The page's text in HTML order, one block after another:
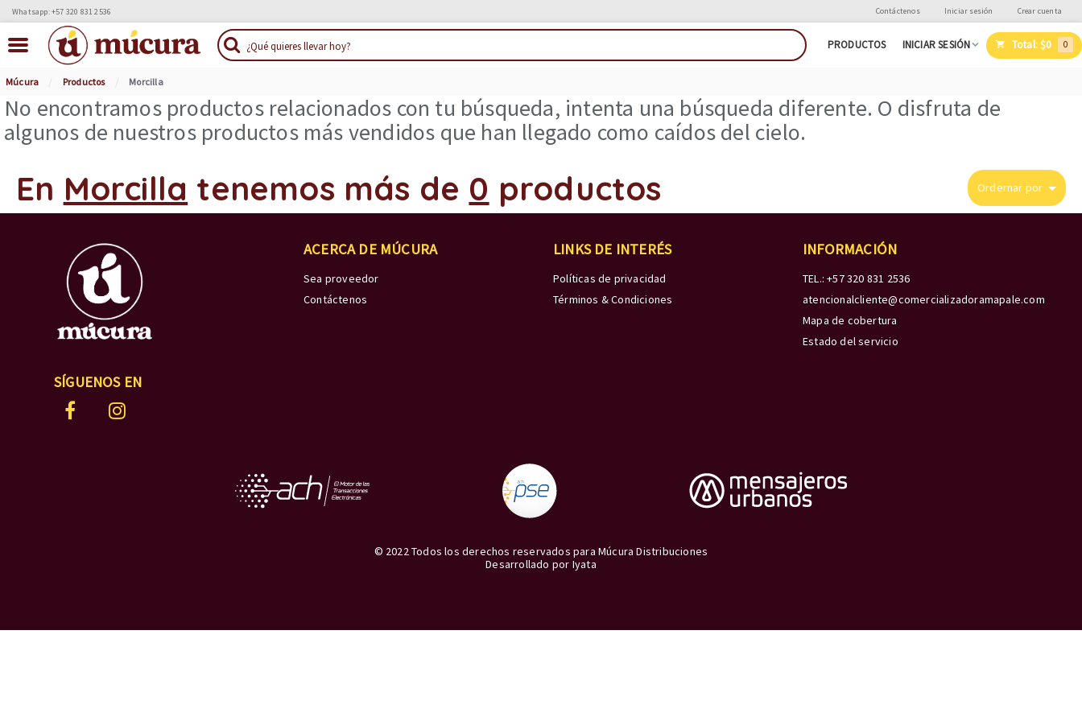
Whatsapp: +57 320 831 2536 Contáctenos Iniciar sesión Crear cuenta
PRODUCTOS INICIAR SESIÓN Total:$0 0
Múcura Productos Morcilla
No encontramos productos relacionados con tu búsqueda, intenta una búsqueda diferente. O disfruta de
algunos de nuestros productos más vendidos que han llegado como caídos del cielo.
En Morcilla tenemos más de 0 productos Ordernar por
SÍGUENOS EN
ACERCA DE MÚCURA
Sea proveedor
Contáctenos
LINKS DE INTERÉS
Políticas de privacidad
Términos & Condiciones
INFORMACIÓN
TEL.: +57 320 831 2536
atencionalcliente@comercializadoramapale.com
Mapa de cobertura
Estado del servicio
© 2022 Todos los derechos reservados para Múcura Distribuciones
Desarrollado por Iyata